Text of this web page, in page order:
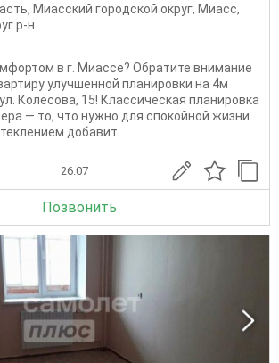
, Миасский городской округ, Миасс,
р-н
в г. Миассе? Обратите внимание
улучшенной планировки на 4м
Колесова, 15! Классическая планировка
— то, что нужно для спокойной жизни.
добавит...
26.07
Позвонить